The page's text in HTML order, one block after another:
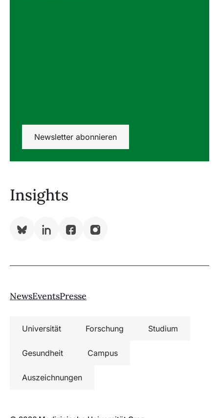
Newsletter abonnieren
Insights
Bluesky LinkedInFacebookInstagram
NewsEventsPresse
Universität Forschung Studium
Gesundheit Campus
Auszeichnungen